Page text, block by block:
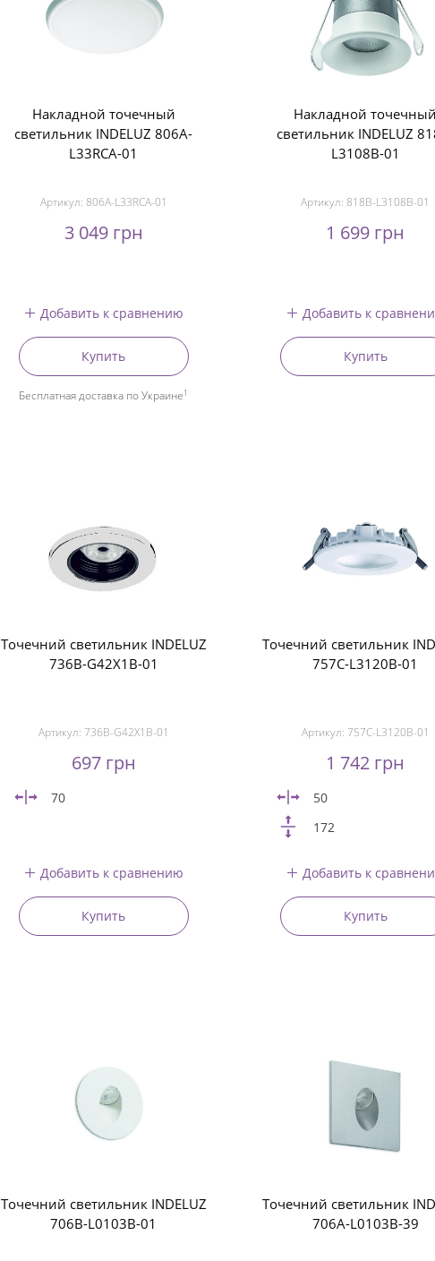
Накладной точечный
светильник INDELUZ 806A-
L33RCA-01
Артикул: 806A-L33RCA-01
3 049 грн
Добавить к сравнению
Купить
Бесплатная доставка по Украине1
Накладной точечный
светильник INDELUZ
L3108B-01
Артикул:818B-L3108B-01
1 699 грн
Добавить к
Купить
Точечний светильник INDELUZ
736B-G42X1B-01
Артикул: 736B-G42X1B-01
697 грн
70
Добавить к сравнению
Купить
Точечний светильник
757C-L3120B-01
Артикул: 757C-L3120B-01
1 742 грн
50
172
Добавить к
Купить
Точечний светильник INDELUZ
706B-L0103B-01
Точечний светильник
706A-L0103B-39